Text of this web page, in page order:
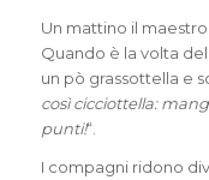
Un mattino il
Quando è la volta del
un pò grassottella e
così cicciottella:
punti!“.
I compagni ridono